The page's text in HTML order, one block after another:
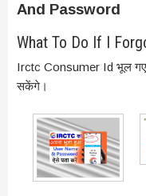
And Password
What To Do If I
Irctc Consumer Id भूल गए
सकेंगे।